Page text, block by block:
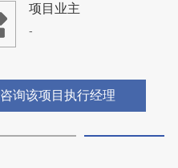
项目业主
-
咨询该项目执行经理